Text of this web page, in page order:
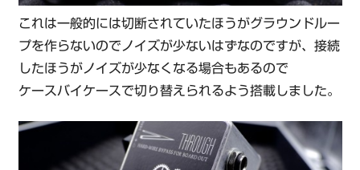
これは一般的には切断されていたほうがグラウンドルー
プを作らないのでノイズが少ないはずなのですが、接続
したほうがノイズが少なくなる場合もあるので
ケースバイケースで切り替えられるよう搭載しました。